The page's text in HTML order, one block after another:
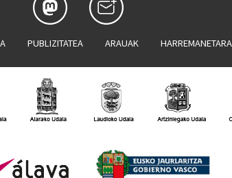
PUBLIZITATEA ARAUAK